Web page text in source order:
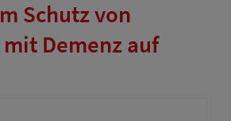
Schutz von
Demenz auf